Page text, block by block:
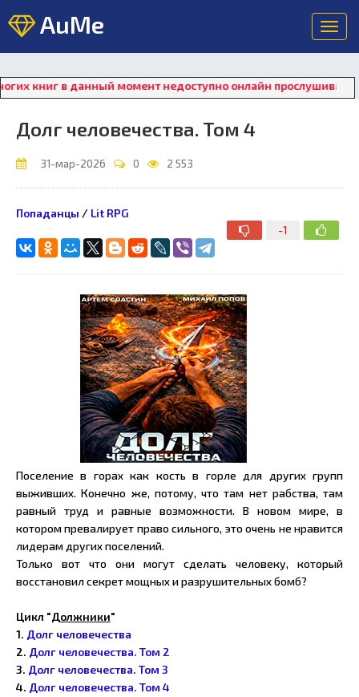
AuMe
в данный момент недоступно онлайн прослушивание. Для
Долг человечества. Том 4
31-мар-2026 0 2 553
-1
Попаданцы / Lit RPG
Поселение в горах как кость в горле для других групп
выживших. Конечно же, потому, что там нет рабства, там
равный труд и равные возможности. В новом мире, в
котором превалирует право сильного, это очень не нравится
лидерам других поселений.
Только вот что они могут сделать человеку, который
восстановил секрет мощных и разрушительных бомб?
Цикл "Должники"
1. Долг человечества
2. Долг человечества. Том 2
3. Долг человечества. Том 3
4. Долг человечества. Том 4